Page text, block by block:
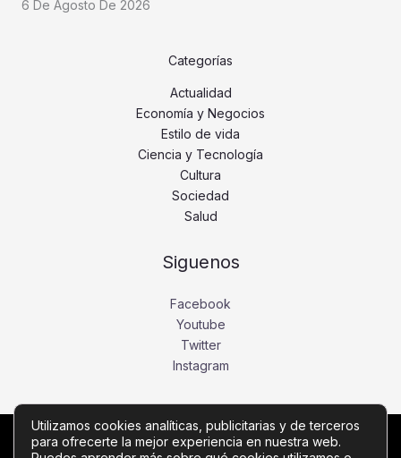
6 De Agosto De 2026
Categorías
Actualidad
Economía y Negocios
Estilo de vida
Ciencia y Tecnología
Cultura
Sociedad
Salud
Siguenos
Facebook
Youtube
Twitter
Instagram
Copyright © Todos los derechos reservados -
Utilizamos cookies analíticas, publicitarias y de terceros
para ofrecerte la mejor experiencia en nuestra web.